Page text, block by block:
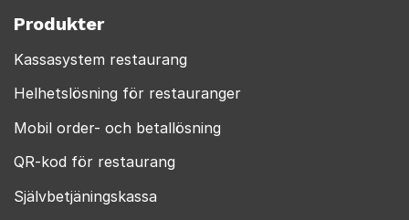
Produkter
Kassasystem restaurang
Helhetslösning för restauranger
Mobil order- och betallösning
QR-kod för restaurang
Självbetjäningskassa